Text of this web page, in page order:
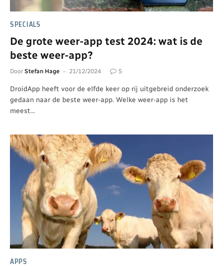
SPECIALS
De grote weer-app test 2024: wat is de
beste weer-app?
Door Stefan Hage 21/12/2024 5
DroidApp heeft voor de elfde keer op rij uitgebreid onderzoek
gedaan naar de beste weer-app. Welke weer-app is het
meest…
APPS